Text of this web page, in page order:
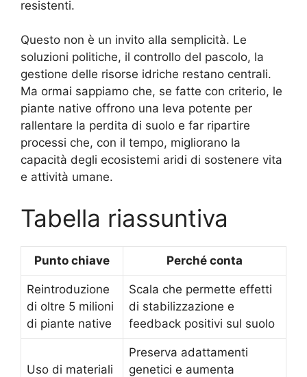
resistenti.
Questo non è un invito alla semplicità. Le
soluzioni politiche, il controllo del pascolo, la
gestione delle risorse idriche restano centrali.
Ma ormai sappiamo che, se fatte con criterio, le
piante native offrono una leva potente per
rallentare la perdita di suolo e far ripartire
processi che, con il tempo, migliorano la
capacità degli ecosistemi aridi di sostenere vita
e attività umane.
Tabella riassuntiva
Punto chiave Perché conta
Reintroduzione
di oltre 5 milioni
di piante native
Scala che permette effetti
di stabilizzazione e
feedback positivi sul suolo
Uso di materiali
Preserva adattamenti
genetici e aumenta